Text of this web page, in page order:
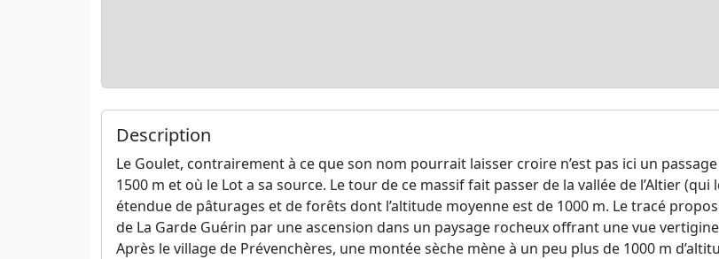
Description
Le Goulet, contrairement à ce que son nom pourrait laisser croire n’est pas ici un
1500 m et où le Lot a sa source. Le tour de ce massif fait passer de la vallée de l’Altier
étendue de pâturages et de forêts dont l’altitude moyenne est de 1000 m. Le tracé
de La Garde Guérin par une ascension dans un paysage rocheux offrant une vue
Après le village de Prévenchères, une montée sèche mène à un peu plus de 1000 m